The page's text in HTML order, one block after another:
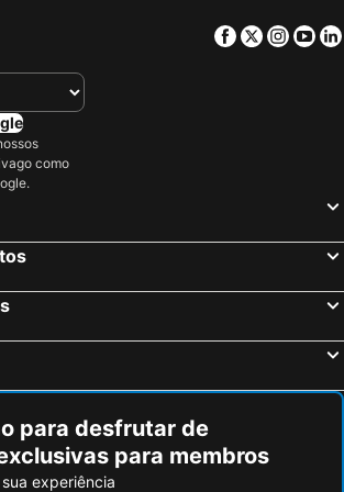
Hotéis
Hotéis
Heidelberg, Bade-Vurtemberga Hotéis
Hotéis
Hotéis
Hotéis
Hotéis
Hotéis
Dresden, Saxónia Hotéis
Facebook
Twitter
como
para desfrutar de
para membros
experiência